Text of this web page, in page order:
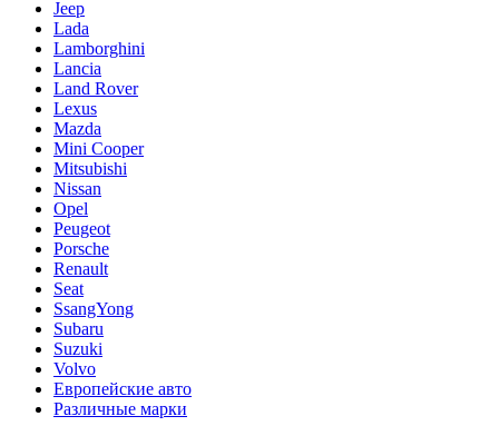
Jeep
Lada
Lamborghini
Lancia
Land Rover
Lexus
Mazda
Mini Cooper
Mitsubishi
Nissan
Opel
Peugeot
Porsche
Renault
Seat
SsangYong
Subaru
Suzuki
Volvo
Европейские авто
Различные марки